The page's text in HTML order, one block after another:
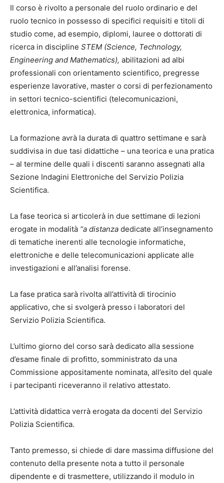
Il corso è rivolto a personale del ruolo ordinario e del
ruolo tecnico in possesso di specifici requisiti e titoli di
studio come, ad esempio, diplomi, lauree o dottorati di
ricerca in discipline STEM (Science, Technology,
Engineering and Mathematics), abilitazioni ad albi
professionali con orientamento scientifico, pregresse
esperienze lavorative, master o corsi di perfezionamento
in settori tecnico-scientifici (telecomunicazioni,
elettronica, informatica).
La formazione avrà la durata di quattro settimane e sarà
suddivisa in due tasi didattiche – una teorica e una pratica
– al termine delle quali i discenti saranno assegnati alla
Sezione Indagini Elettroniche del Servizio Polizia
Scientifica.
La fase teorica si articolerà in due settimane di lezioni
erogate in modalità “a distanza dedicate all’insegnamento
di tematiche inerenti alle tecnologie informatiche,
elettroniche e delle telecomunicazioni applicate alle
investigazioni e all’analisi forense.
La fase pratica sarà rivolta all’attività di tirocinio
applicativo, che si svolgerà presso i laboratori del
Servizio Polizia Scientifica.
L’ultimo giorno del corso sarà dedicato alla sessione
d’esame finale di profitto, somministrato da una
Commissione appositamente nominata, all’esito del quale
i partecipanti riceveranno il relativo attestato.
L’attività didattica verrà erogata da docenti del Servizio
Polizia Scientifica.
Tanto premesso, si chiede di dare massima diffusione del
contenuto della presente nota a tutto il personale
dipendente e di trasmettere, utilizzando il modulo in